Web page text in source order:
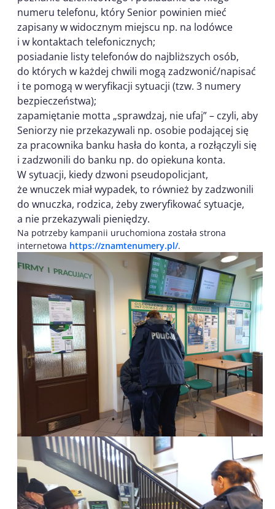
numeru telefonu, który Senior powinien mieć
zapisany w widocznym miejscu np. na lodówce
i w kontaktach telefonicznych;
posiadanie listy telefonów do najbliższych osób,
do których w każdej chwili mogą zadzwonić/napisać
i te pomogą w weryfikacji sytuacji (tzw. 3 numery
bezpieczeństwa);
zapamiętanie motta „sprawdzaj, nie ufaj” – czyli, aby
Seniorzy nie przekazywali np. osobie podającej się
za pracownika banku hasła do konta, a rozłączyli się
i zadzwonili do banku np. do opiekuna konta.
W sytuacji, kiedy dzwoni pseudopolicjant,
że wnuczek miał wypadek, to również by zadzwonili
do wnuczka, rodzica, żeby zweryfikować sytuacje,
a nie przekazywali pieniędzy.
Na potrzeby kampanii uruchomiona została strona
internetowa https://znamtenumery.pl/.